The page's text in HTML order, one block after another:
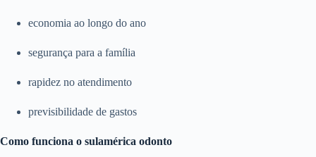
economia ao longo do ano
segurança para a família
rapidez no atendimento
previsibilidade de gastos
Como funciona o sulamérica odonto